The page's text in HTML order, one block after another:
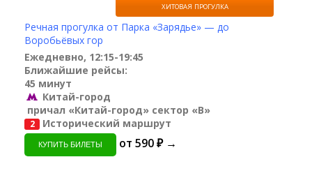
ХИТОВАЯ ПРОГУЛКА
Речная прогулка от Парка «Зарядье» — до
Воробьёвых гор
Ежедневно, 12:15-19:45
Ближайшие рейсы:
45 минут
Китай-город
причал «Китай-город» сектор «B»
2 Исторический маршрут
КУПИТЬ БИЛЕТЫ от 590 ₽ →